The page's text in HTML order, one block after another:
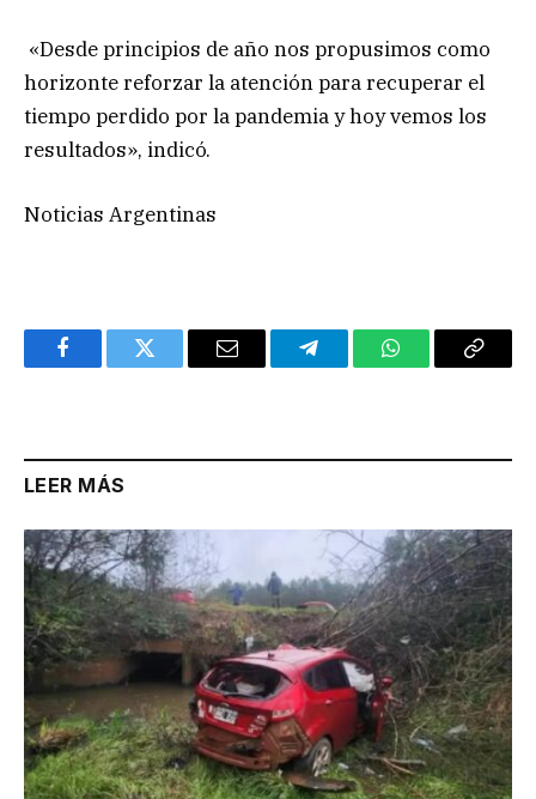
«Desde principios de año nos propusimos como
horizonte reforzar la atención para recuperar el
tiempo perdido por la pandemia y hoy vemos los
resultados», indicó.
Noticias Argentinas
FacebookTwitter Email TelegramWhatsAppCopy
LEER MÁS